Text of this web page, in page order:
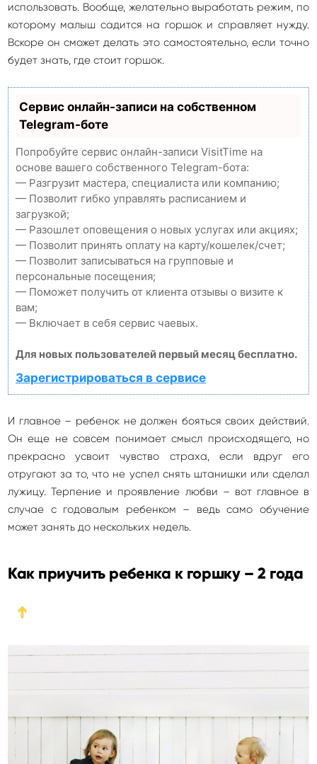
использовать. Вообще, желательно выработать режим, по
которому малыш садится на горшок и справляет нужду.
Вскоре он сможет делать это самостоятельно, если точно
будет знать, где стоит горшок.
Сервис онлайн-записи на собственном
Telegram-боте
Попробуйте сервис онлайн-записи VisitTime на
основе вашего собственного Telegram-бота:
— Разгрузит мастера, специалиста или компанию;
— Позволит гибко управлять расписанием и
загрузкой;
— Разошлет оповещения о новых услугах или акциях;
— Позволит принять оплату на карту/кошелек/счет;
— Позволит записываться на групповые и
персональные посещения;
— Поможет получить от клиента отзывы о визите к
вам;
— Включает в себя сервис чаевых.
Для новых пользователей первый месяц бесплатно.
Зарегистрироваться в сервисе
И главное – ребенок не должен бояться своих действий.
Он еще не совсем понимает смысл происходящего, но
прекрасно усвоит чувство страха, если вдруг его
отругают за то, что не успел снять штанишки или сделал
лужицу. Терпение и проявление любви – вот главное в
случае с годовалым ребенком – ведь само обучение
может занять до нескольких недель.
Как приучить ребенка к горшку – 2 года
➔